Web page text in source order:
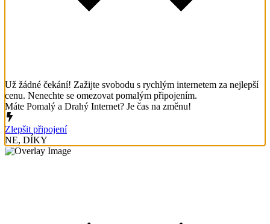
Už žádné čekání! Zažijte svobodu s rychlým internetem za nejlepší
cenu. Nenechte se omezovat pomalým připojením.
Máte Pomalý a Drahý Internet? Je čas na změnu!
Zlepšit připojení
NE, DÍKY